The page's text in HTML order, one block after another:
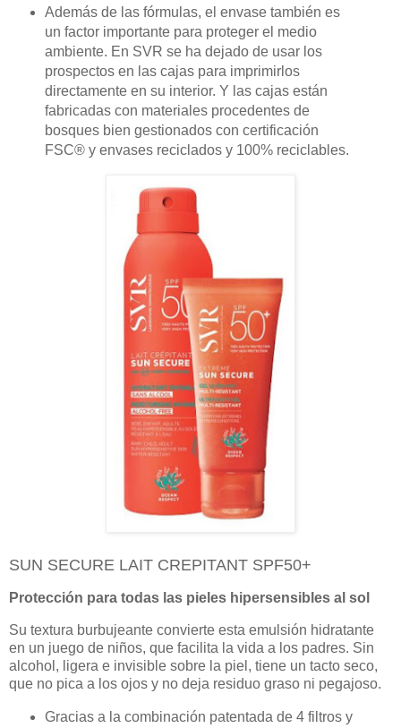
Además de las fórmulas, el envase también es
un factor importante para proteger el medio
ambiente. En SVR se ha dejado de usar los
prospectos en las cajas para imprimirlos
directamente en su interior. Y las cajas están
fabricadas con materiales procedentes de
bosques bien gestionados con certificación
FSC® y envases reciclados y 100% reciclables.
SUN SECURE LAIT CREPITANT SPF50+
Protección para todas las pieles hipersensibles al sol
Su textura burbujeante convierte esta emulsión hidratante
en un juego de niños, que facilita la vida a los padres. Sin
alcohol, ligera e invisible sobre la piel, tiene un tacto seco,
que no pica a los ojos y no deja residuo graso ni pegajoso.
Gracias a la combinación patentada de 4 filtros y